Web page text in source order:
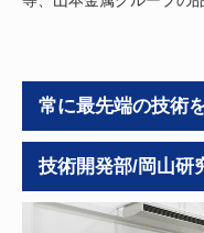
常に最先端の技術
技術開発部/岡山研